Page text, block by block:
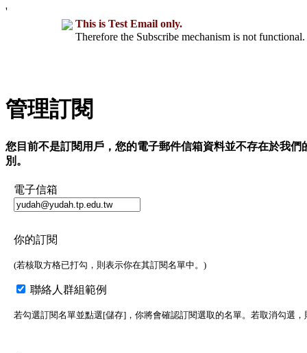
'
This is Test Email only.
Therefore the Subscribe mechanism is not
管理訂閱
您目前不是訂閱用戶，您的電子郵件信箱資料並不存在於我
別。
電子信箱
你的訂閱
(若核取方格已打勾，則表示你在其訂閱名單中。)
聯絡人群組範例
若勾選訂閱名單並點選[儲存]，你將會確認訂閱選取的名單。若取消勾選